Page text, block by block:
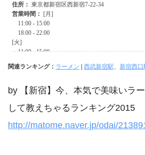
関連ランキング： ラーメン 西武新宿駅、 新宿西口
by 【新宿】今、本気で美味いラ
して教えちゃるランキング2015
http://matome.naver.jp/odai/